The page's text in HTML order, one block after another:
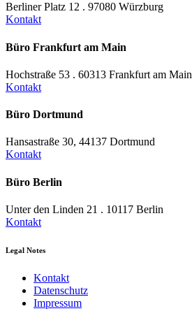
Berliner Platz 12 . 97080 Würzburg
Kontakt
Büro Frankfurt am Main
Hochstraße 53 . 60313 Frankfurt am Main
Kontakt
Büro Dortmund
Hansastraße 30, 44137 Dortmund
Kontakt
Büro Berlin
Unter den Linden 21 . 10117 Berlin
Kontakt
Legal Notes
Kontakt
Datenschutz
Impressum